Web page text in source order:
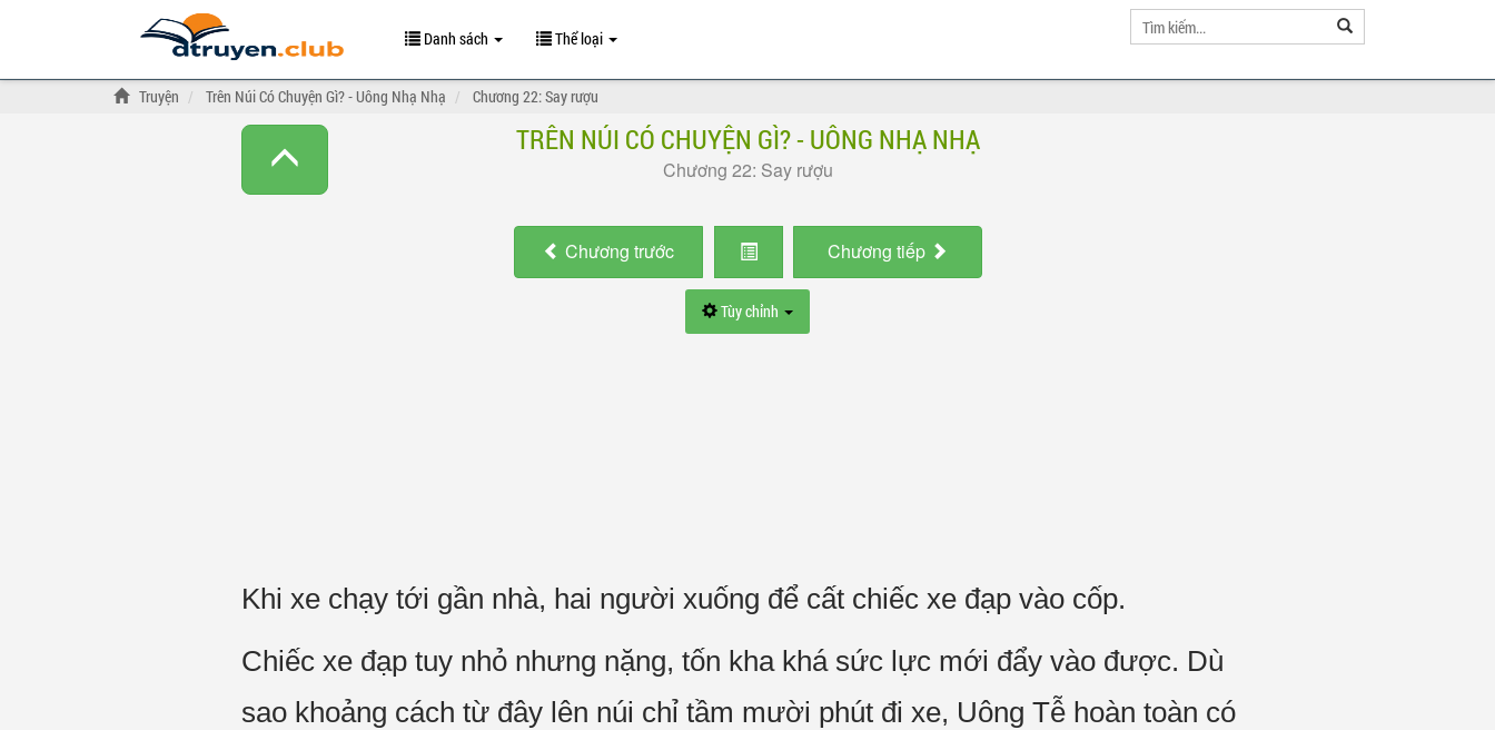
Danh sách Thể loại
Truyện Trên Núi Có Chuyện Gì? - Uông Nhạ Nhạ Chương 22: Say rượu
TRÊN NÚI CÓ CHUYỆN GÌ? - UÔNG NHẠ NHẠ
Chương 22: Say rượu
Chương trước Chương tiếp
Tùy chỉnh
Khi xe chạy tới gần nhà, hai người xuống để cất chiếc xe đạp vào cốp.
Chiếc xe đạp tuy nhỏ nhưng nặng, tốn kha khá sức lực mới đẩy vào được. Dù
sao khoảng cách từ đây lên núi chỉ tầm mười phút đi xe, Uông Tễ hoàn toàn có